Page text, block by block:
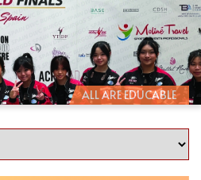
ALL ARE EDUCABLE